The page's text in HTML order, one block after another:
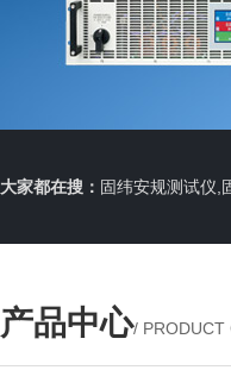
大家都在搜： 固纬安规测试仪,
产品中心/ PRODUCT